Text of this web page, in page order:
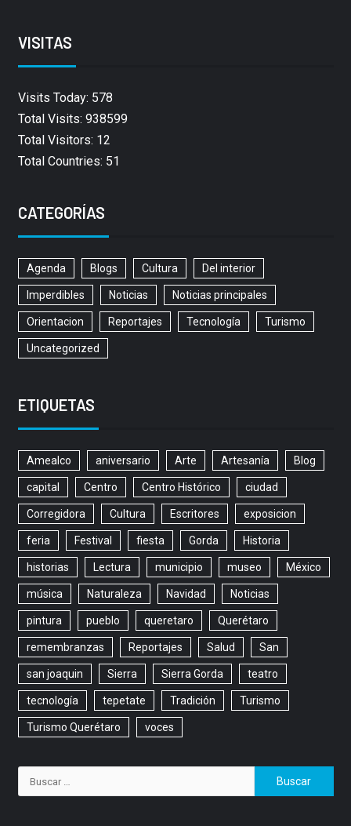
VISITAS
Visits Today: 578
Total Visits: 938599
Total Visitors: 12
Total Countries: 51
CATEGORÍAS
Agenda Blogs Cultura Del interior
Imperdibles Noticias Noticias principales
Orientacion Reportajes Tecnología Turismo
Uncategorized
ETIQUETAS
Amealco aniversario Arte Artesanía Blog
capital Centro Centro Histórico ciudad
Corregidora Cultura Escritores exposicion
feria Festival fiesta Gorda Historia
historias Lectura municipio museo México
música Naturaleza Navidad Noticias
pintura pueblo queretaro Querétaro
remembranzas Reportajes Salud San
san joaquin Sierra Sierra Gorda teatro
tecnología tepetate Tradición Turismo
Turismo Querétaro voces